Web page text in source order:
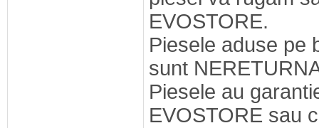
EVOSTORE.
Piesele aduse pe
sunt
Piesele au
EVOSTORE sau